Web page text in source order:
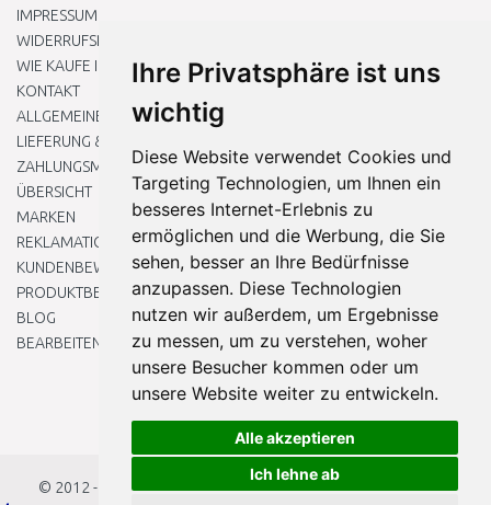
Ihre Privatsphäre ist uns
wichtig
Diese Website verwendet Cookies und
Targeting Technologien, um Ihnen ein
besseres Internet-Erlebnis zu
ermöglichen und die Werbung, die Sie
sehen, besser an Ihre Bedürfnisse
anzupassen. Diese Technologien
nutzen wir außerdem, um Ergebnisse
zu messen, um zu verstehen, woher
unsere Besucher kommen oder um
unsere Website weiter zu entwickeln.
Alle akzeptieren
Ich lehne ab
IMPRESSUM
WIDERRUFSRECHT
WIE KAUFE ICH EIN?
KONTAKT
ALLGEMEINEN GESCHÄFTSBEDINGUNGEN
LIEFERUNG & ZAHLUNG
ZAHLUNGSMETHODEN
ÜBERSICHT
MARKEN
REKLAMATIONEN UND RETOUREN
KUNDENBEWERTUNG
PRODUKTBEWERTUNG
BLOG
BEARBEITEN SIE MEINE COOKIE-EINSTELLUNGEN
© 2012 - 2026Baumarkteu.at